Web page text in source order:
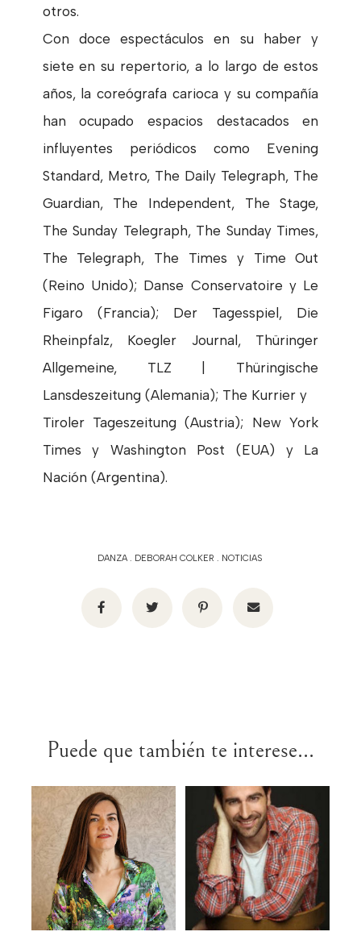
otros.
Con doce espectáculos en su haber y
siete en su repertorio, a lo largo de estos
años, la coreógrafa carioca y su compañía
han ocupado espacios destacados en
influyentes periódicos como Evening
Standard, Metro, The Daily Telegraph, The
Guardian, The Independent, The Stage,
The Sunday Telegraph, The Sunday Times,
The Telegraph, The Times y Time Out
(Reino Unido); Danse Conservatoire y Le
Figaro (Francia); Der Tagesspiel, Die
Rheinpfalz, Koegler Journal, Thüringer
Allgemeine, TLZ | Thüringische
Lansdeszeitung (Alemania); The Kurrier y
Tiroler Tageszeitung (Austria); New York
Times y Washington Post (EUA) y La
Nación (Argentina).
DANZA. DEBORAH COLKER . NOTICIAS
Puede que también te interese...